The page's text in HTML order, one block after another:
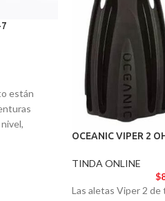
están
OCEANIC VIPER 2
TINDA ONLINE
$
Las aletas Viper 2